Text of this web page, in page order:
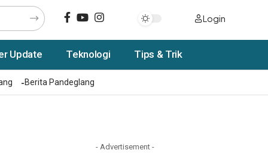
Login
Update Teknologi Tips & Trik
Berita Pandeglang
- Advertisement -